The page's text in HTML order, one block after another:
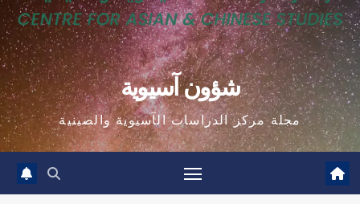
شؤون آسيوية
مجلة مركز الدراسات الآسيوية والصينية